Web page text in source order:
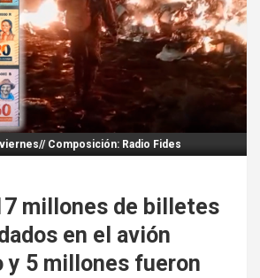
Composición: Radio Fides
millones de billetes
en el avión
y 5 millones fueron